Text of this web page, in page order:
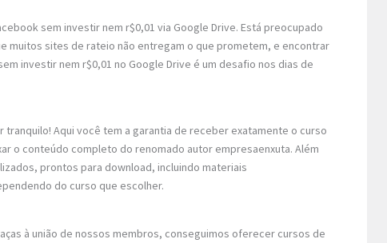
sem investir nem r$0,01 via Google Drive. Está preocupado
muitos sites de rateio não entregam o que prometem, e encontrar
investir nem r$0,01 no Google Drive é um desafio nos dias de
tranquilo! Aqui você tem a garantia de receber exatamente o curso
o conteúdo completo do renomado autor empresaenxuta. Além
prontos para download, incluindo materiais
do curso que escolher.
à união de nossos membros, conseguimos oferecer cursos de